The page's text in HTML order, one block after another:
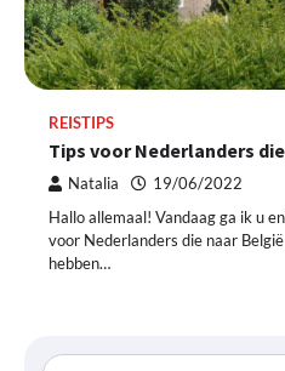
REISTIPS
Tips voor Nederlanders
Natalia 19/06/2022
Hallo allemaal! Vandaag ga ik u
voor Nederlanders die naar
hebben…